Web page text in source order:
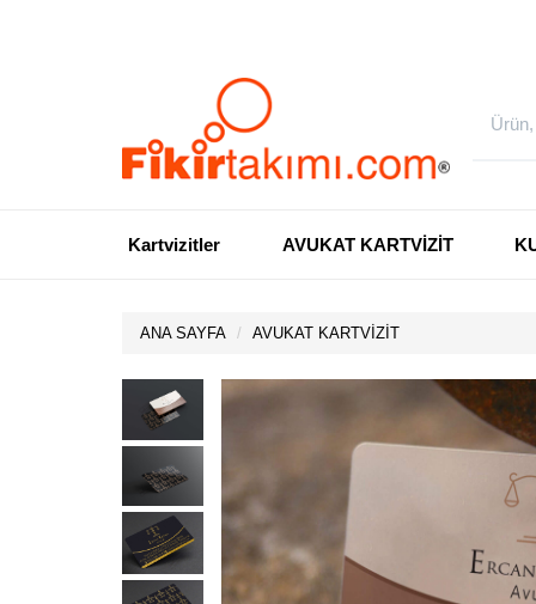
Kartvizitler AVUKAT KARTVİZİT
ANA SAYFA AVUKAT KARTVİZİT